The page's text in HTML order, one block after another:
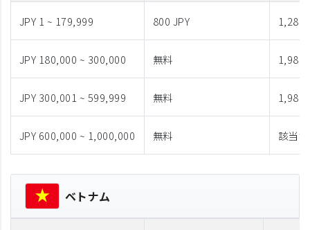
JPY 1 ~ 179,999 800 JPY 1,280
JPY 180,000 ~ 300,000 無料 1,980
JPY 300,001 ~ 599,999 無料 1,980
JPY 600,000 ~ 1,000,000 無料 該当
ベトナム